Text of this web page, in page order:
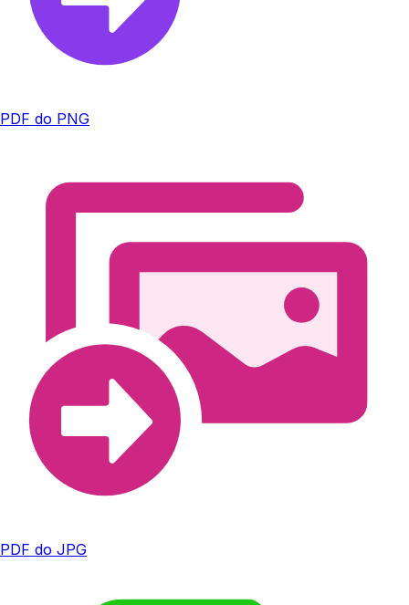
PDF do PNG
PDF do JPG